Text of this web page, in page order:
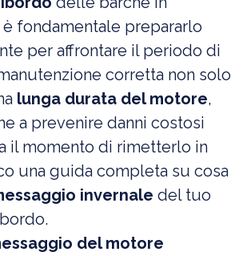
fondamentale prepararlo
per affrontare il periodo di
corretta non solo
lunga durata del motore,
a prevenire danni costosi
il momento di rimetterlo in
una guida completa su cosa
invernale del tuo
del motore